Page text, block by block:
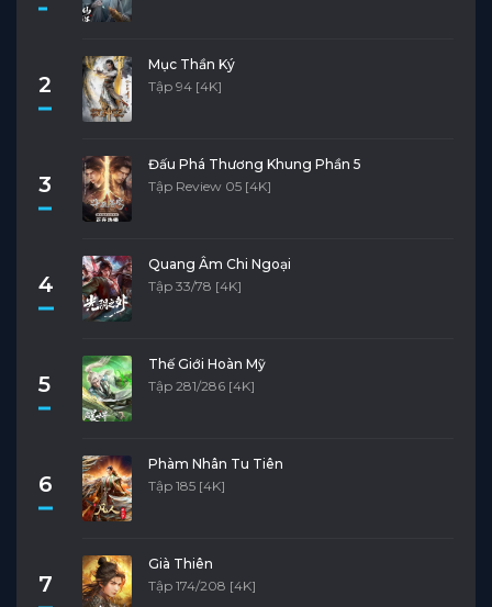
Tập 4 Tập 3
2
Mục Thần Ký
Tập 94 [4K]
3
Đấu Phá Thương Khung Phần 5
Tập Review 05 [4K]
4
Quang Âm Chi Ngoại
Tập 33/78 [4K]
5
Thế Giới Hoàn Mỹ
Tập 281/286 [4K]
6
Phàm Nhân Tu Tiên
Tập 185 [4K]
7
Già Thiên
Tập 174/208 [4K]